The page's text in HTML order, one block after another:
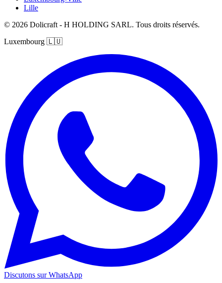
Lille
© 2026 Dolicraft - H HOLDING SARL. Tous droits réservés.
Luxembourg 🇱🇺
Discutons sur WhatsApp